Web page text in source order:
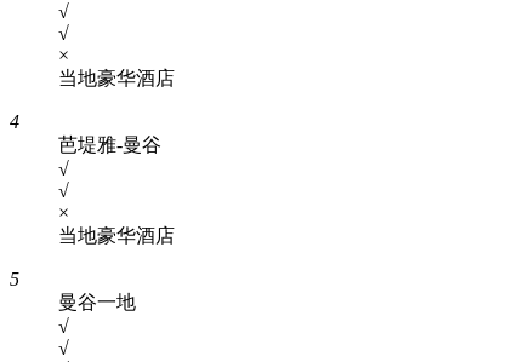
√
√
×
当地豪华酒店
4
芭堤雅-曼谷
√
√
×
当地豪华酒店
5
曼谷一地
√
√